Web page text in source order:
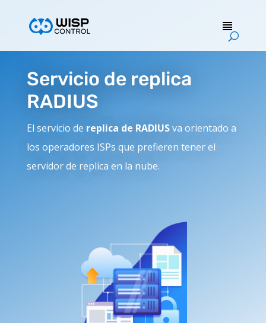
Servicio de replica
RADIUS
El servicio de replica de RADIUSva orientado a
los operadores ISPs que prefieren tener el
servidor de replica en la nube.